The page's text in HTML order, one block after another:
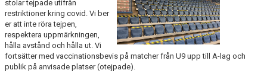
CAMPER
CUPER
CAFÉET
stolar tejpade utifrån
restriktioner kring covid. Vi ber
er att inte röra tejpen,
respektera uppmärkningen,
hålla avstånd och hålla ut. Vi
fortsätter med vaccinationsbevis på matcher från U9 upp till A-lag och
publik på anvisade platser (otejpade).